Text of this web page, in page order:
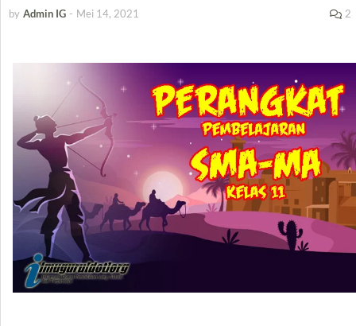
by Admin IG - Mei 14, 2021 2